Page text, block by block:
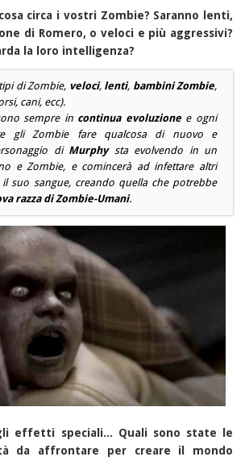
circa i vostri Zombie? Saranno lenti,
di Romero, o veloci e più aggressivi?
la loro intelligenza?
di Zombie, veloci, lenti, bambini Zombie,
cani, ecc).
sempre in continua evoluzionee ogni
gli Zombie fare qualcosa di nuovo e
di Murphysta evolvendo in un
e Zombie, e comincerà ad infettare altri
suo sangue, creando quella che potrebbe
razza di Zombie-Umani.
effetti speciali... Quali sono state le
da affrontare per creare il mondo